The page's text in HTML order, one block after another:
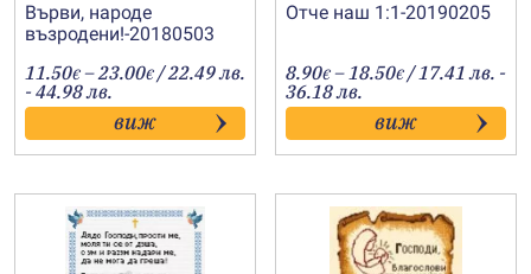
Върви, народе
възродени!-20180503
11.50€ –23.00€Price
range:
11.50€
through
23.00€
/ 22.49 лв.
- 44.98 лв.
виж
Отче наш 1:1-20190205
8.90€ –18.50€Price
range:
8.90€
through
18.50€
/ 17.41 лв. -
36.18 лв.
виж